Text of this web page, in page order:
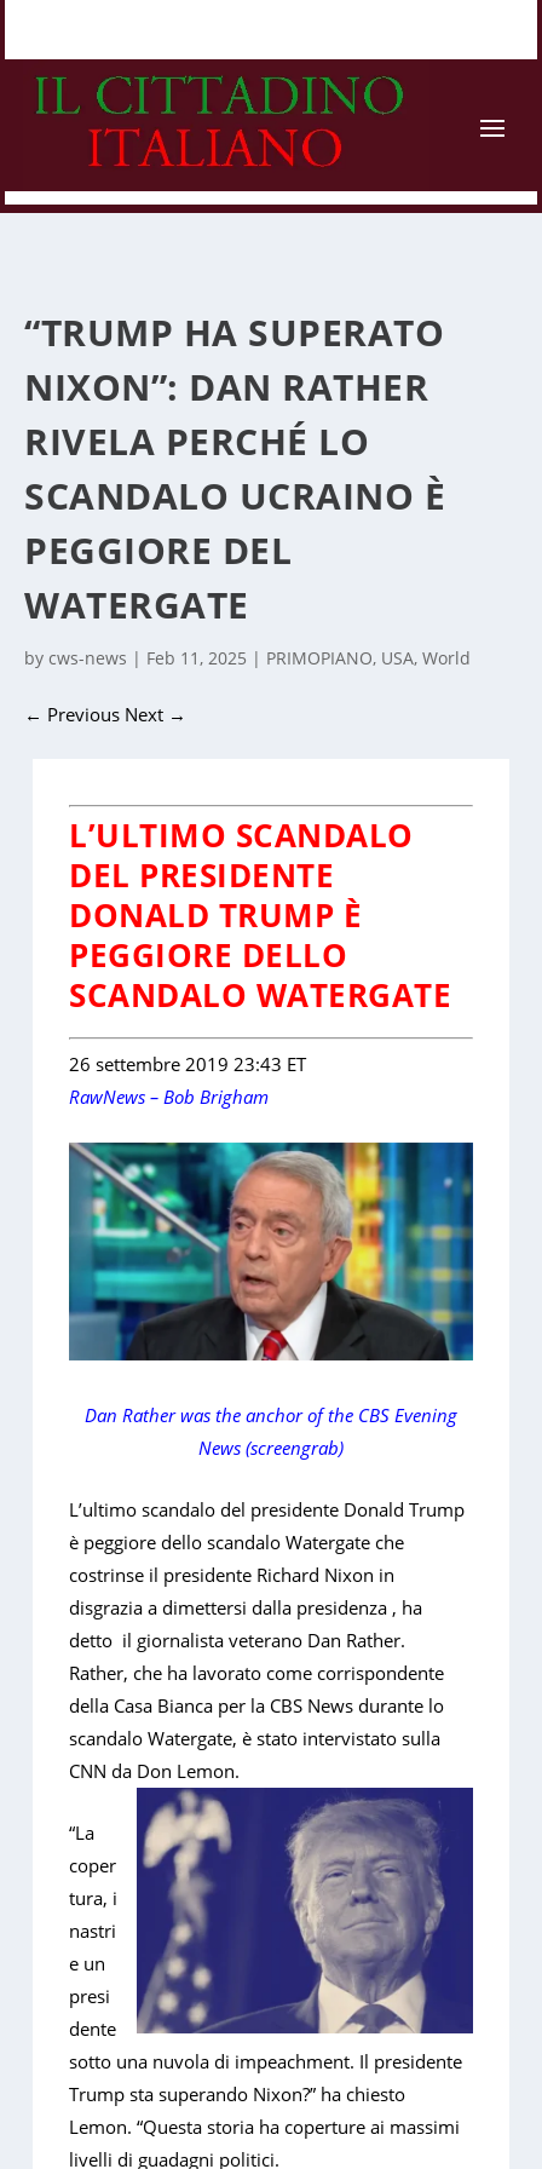
“TRUMP HA SUPERATO
NIXON”: DAN RATHER
RIVELA PERCHÉ LO
SCANDALO UCRAINO È
PEGGIORE DEL
WATERGATE
by cws-news | Feb 11, 2025 | PRIMOPIANO, USA,World
← Previous Next →
L’ULTIMO SCANDALO
DEL PRESIDENTE
DONALD TRUMP È
PEGGIORE DELLO
SCANDALO WATERGATE
26 settembre 2019 23:43 ET
RawNews – Bob Brigham
Dan Rather was the anchor of the CBS Evening
News (screengrab)
L’ultimo scandalo del presidente Donald Trump
è peggiore dello scandalo Watergate che
costrinse il presidente Richard Nixon in
disgrazia a dimettersi dalla presidenza , ha
detto il giornalista veterano Dan Rather.
Rather, che ha lavorato come corrispondente
della Casa Bianca per la CBS News durante lo
scandalo Watergate, è stato intervistato sulla
CNN da Don Lemon.
“La
coper
tura, i
nastri
e un
presi
dente
sotto una nuvola di impeachment. Il presidente
Trump sta superando Nixon?” ha chiesto
Lemon. “Questa storia ha coperture ai massimi
livelli di guadagni politici.